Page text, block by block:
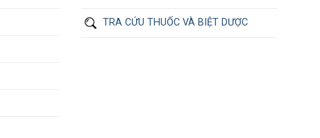
TRA CỨU THUỐC VÀ BIỆT DƯỢC